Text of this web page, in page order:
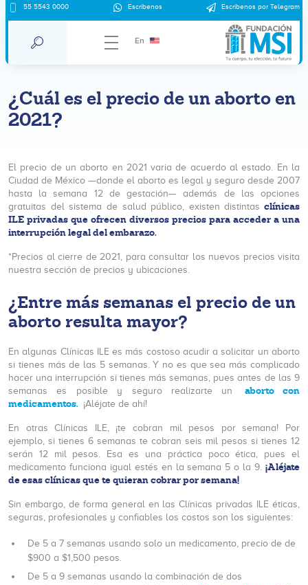
55 5543 0000 Escríbenos Escríbenos por Telegram
En
¿Cuál es el precio de un aborto en
2021?
El precio de un aborto en 2021 varia de acuerdo al estado. En la
Ciudad de México —donde el aborto es legal y seguro desde 2007
hasta la semana 12 de gestación— además de las opciones
gratuitas del sistema de salud público, existen distintas clínicas
ILE privadas que ofrecen diversos precios para acceder a una
interrupción legal del embarazo.
*Precios al cierre de 2021, para consultar los nuevos precios visita
nuestra sección de precios y ubicaciones.
¿Entre más semanas el precio de un
aborto resulta mayor?
En algunas Clínicas ILE es más costoso acudir a solicitar un aborto
si tienes más de las 5 semanas. Y no es que sea más complicado
hacer una interrupción si tienes más semanas, pues antes de las 9
semanas es posible y seguro realizarte un
aborto con
medicamentos. ¡Aléjate de ahí!
En otras Clínicas ILE, ¡te cobran mil pesos por semana! Por
ejemplo, si tienes 6 semanas te cobran seis mil pesos si tienes 12
serán 12 mil pesos. Esa es una práctica poco ética, pues el
medicamento funciona igual estés en la semana 5 o la 9. ¡Aléjate
de esas clínicas que te quieran cobrar por semana!
Sin embargo, de forma general en las Clínicas privadas ILE éticas,
seguras, profesionales y confiables los costos son los siguientes:
De 5 a 7 semanas usando solo un medicamento, precio de de
$900 a $1,500 pesos.
De 5 a 9 semanas usando la combinación de dos